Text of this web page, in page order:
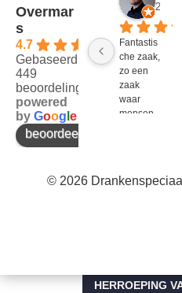
Overmar
s
4.7
Gebaseerd op
449
beoordelingen
powered
by Goog e
beoordeel ons op
2
Fantastis
che zaak,
zo een
zaak
waar
mensen
enthousi
klant. P.S
© 2026
HERROEPING